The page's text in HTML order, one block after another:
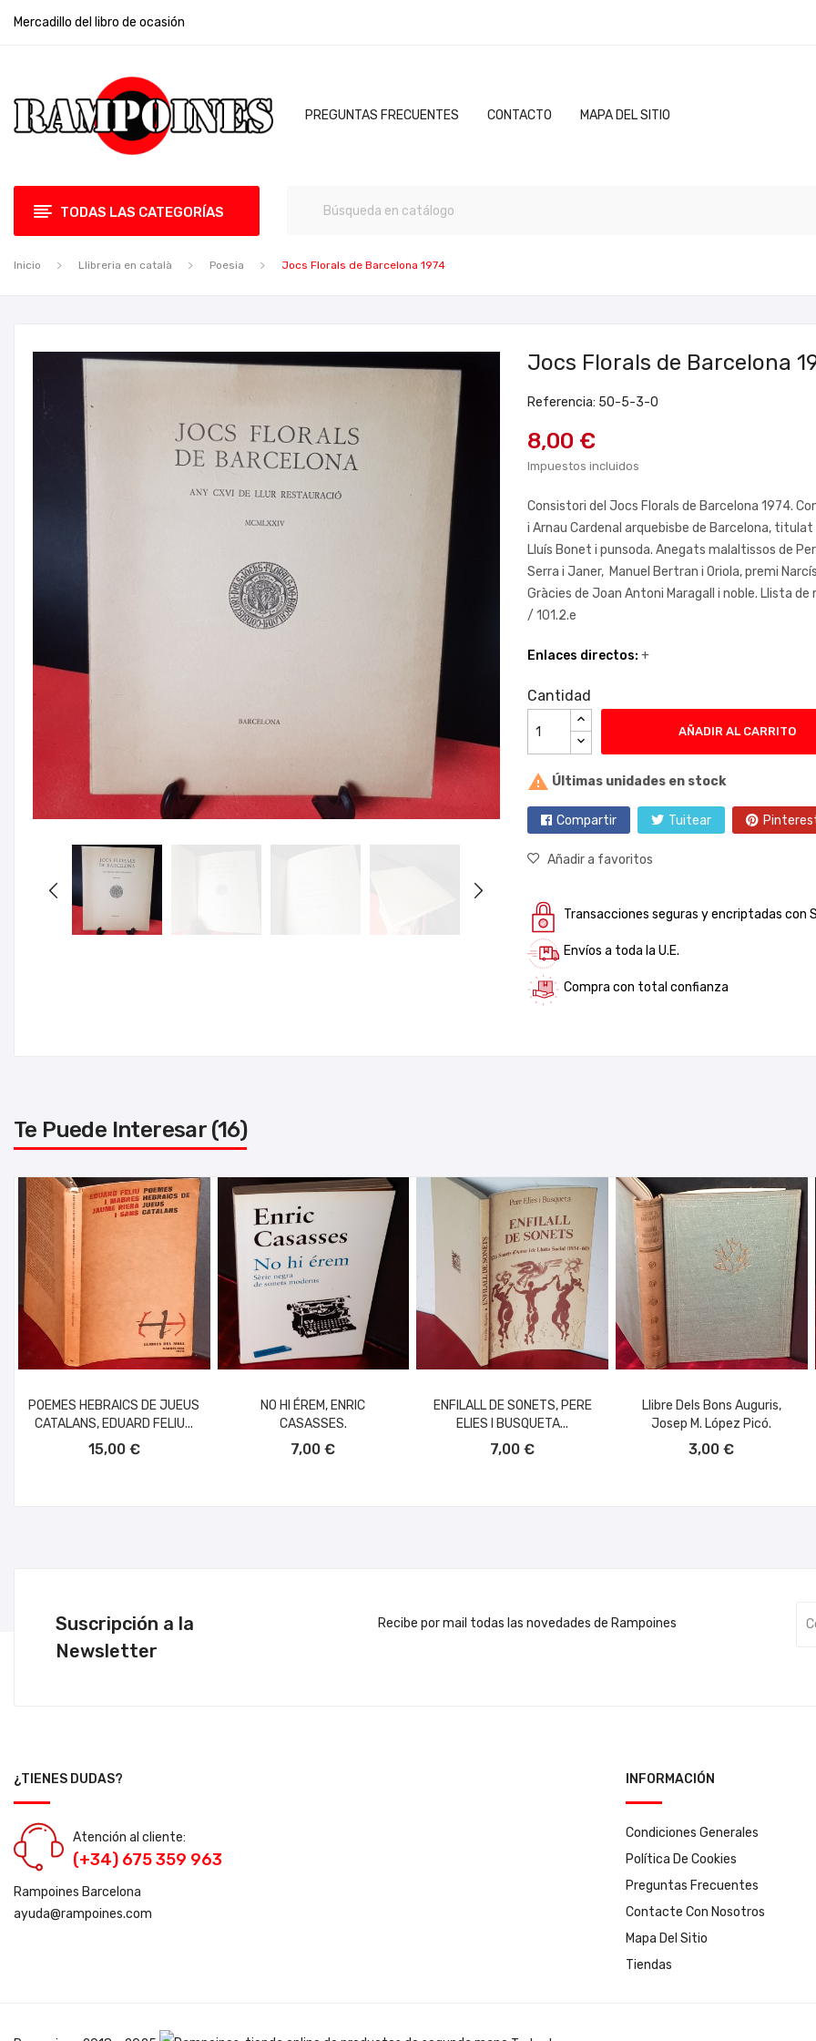
Mercadillo del libro de ocasión
PREGUNTAS FRECUENTES CONTACTO MAPA DEL SITIO
TODAS LAS CATEGORÍAS
Inicio Llibreria en català Poesia Jocs Florals de Barcelona 1974
Jocs Florals de Barcelona
Referencia: 50-5-3-0
8,00 €
Impuestos incluidos
Consistori del Jocs Florals de Barcelona 1974.
i Arnau Cardenal arquebisbe de Barcelona,
Lluís Bonet i punsoda. Anegats malaltissos de
Serra i Janer, Manuel Bertran i Oriola, premi
Gràcies de Joan Antoni Maragall i noble. Llista
/ 101.2.e
Enlaces directos: +
Cantidad
AÑADIR AL CARRITO
 Últimas unidades en stock
Compartir Tuitear
Añadir a favoritos
Transacciones seguras y encriptadas con
Envíos a toda la U.E.
Compra con total confianza
Te Puede Interesar (16)
POEMES HEBRAICS DE JUEUS
CATALANS, EDUARD FELIU...
15,00 €
NO HI ÉREM, ENRIC
CASASSES.
7,00 €
ENFILALL DE SONETS, PERE
ELIES I BUSQUETA...
7,00 €
Llibre Dels Bons Auguris,
Josep M. López Picó.
3,00 €
Suscripción a la
Newsletter
Recibe por mail todas las novedades de Rampoines
¿TIENES DUDAS?
Atención al cliente:
(+34) 675 359 963
Rampoines Barcelona
ayuda@rampoines.com
INFORMACIÓN
Condiciones Generales
Política De Cookies
Preguntas Frecuentes
Contacte Con Nosotros
Mapa Del Sitio
Tiendas